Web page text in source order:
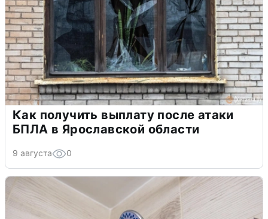
Как получить выплату после атаки
БПЛА в Ярославской области
9 августа 0